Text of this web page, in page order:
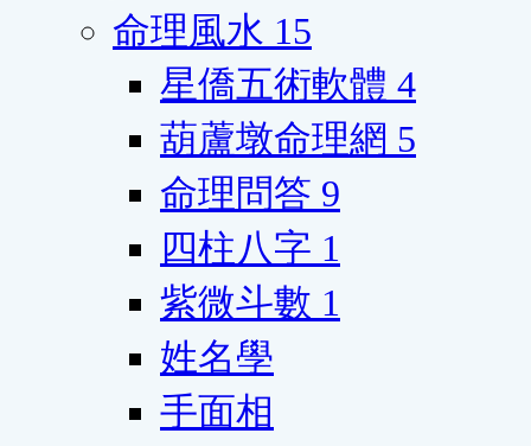
命理風水 15
星僑五術軟體 4
葫蘆墩命理網 5
命理問答 9
四柱八字 1
紫微斗數 1
姓名學
手面相